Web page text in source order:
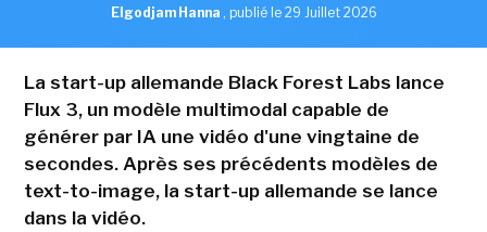
Elgodjam Hanna , publié le 29 Juillet 2026
La start-up allemande Black Forest Labs lance
Flux 3, un modèle multimodal capable de
générer par IA une vidéo d'une vingtaine de
secondes. Après ses précédents modèles de
text-to-image, la start-up allemande se lance
dans la vidéo.